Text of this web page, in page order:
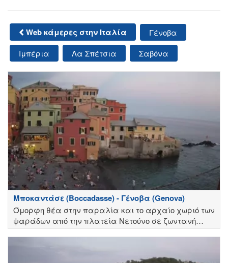
Web κάμερες στην Ιταλία
Γένοβα
Ιμπέρια
Λα Σπέτσια Σαβόνα
Μποκαντάσε (Boccadasse) - Γένοβα (Genova)
Όμορφη θέα στην παραλία και το αρχαίο χωριό των
ψαράδων από την πλατεία Νετούνο σε ζωντανή
μετάδοση